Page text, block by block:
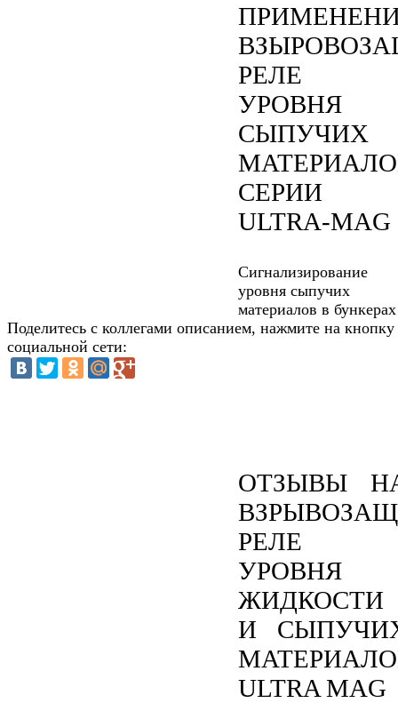
РЕЛЕ
УРОВНЯ
СЫПУЧИХ
СЕРИИ
ULTRA-MAG
Сигнализирование
уровня сыпучих
материалов в бункерах
Поделитесь с коллегами описанием, нажмите на кнопку
социальной сети:
ОТЗЫВЫ
РЕЛЕ
УРОВНЯ
ЖИДКОСТИ
И
ULTRA MAG